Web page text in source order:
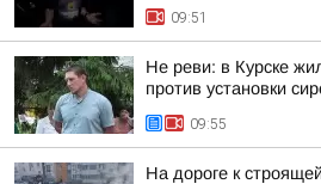
09:51
Не реви: в Курске
против установки
09:55
На дороге к